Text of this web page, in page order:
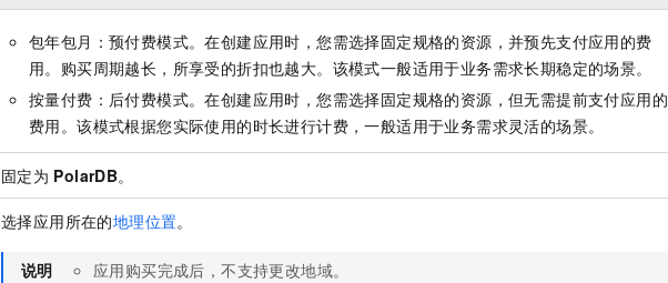
包年包月 ：预付费模式。在创建应用时，您需选择固定规格的资源，并预先支付应用的费
用。购买周期越长，所享受的折扣也越大。该模式一般适用于业务需求长期稳定的场景。
按量付费 ：后付费模式。在创建应用时，您需选择固定规格的资源，但无需提前支付应用的
费用。该模式根据您实际使用的时长进行计费，一般适用于业务需求灵活的场景。
固定为 PolarDB。
选择应用所在的地理位置。
说明
应用购买完成后，不支持更改地域。